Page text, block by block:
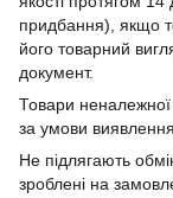
придбання), якщо
його товарний
документ.
Товари неналежної
за умови
Не підлягають
зроблені на